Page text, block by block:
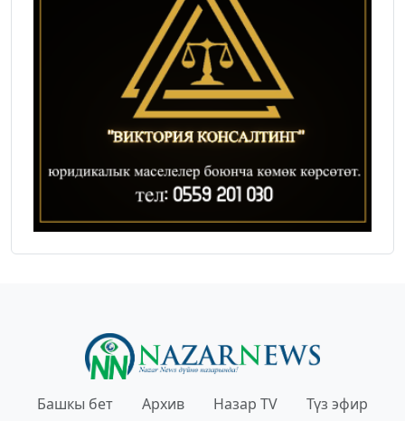
Башкы бет Архив Назар TV Түз эфир